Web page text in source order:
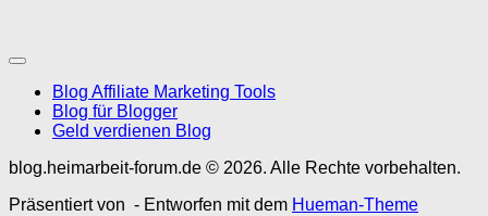
Blog Affiliate Marketing Tools
Blog für Blogger
Geld verdienen Blog
blog.heimarbeit-forum.de © 2026. Alle Rechte vorbehalten.
Präsentiert von - Entworfen mit dem Hueman-Theme